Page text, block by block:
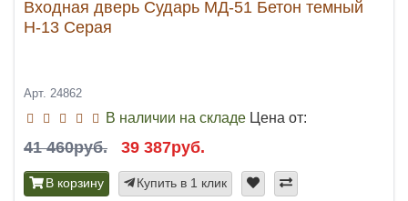
Входная дверь Сударь МД-51 Бетон темный
Н-13 Серая
Арт. 24862
В наличии на складе Цена от:
41 460руб. 39 387руб.
В корзину Купить в 1 клик